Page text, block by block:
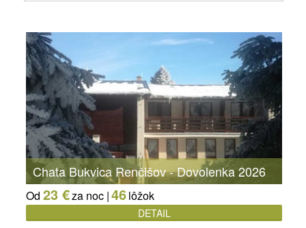
Chata Bukvica Renčišov - Dovolenka 2026
Od 23 €za noc |46lôžok
DETAIL